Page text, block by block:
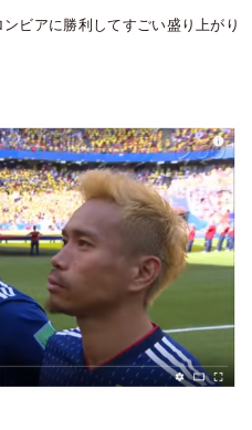
ビアに勝利してすごい盛り上がり